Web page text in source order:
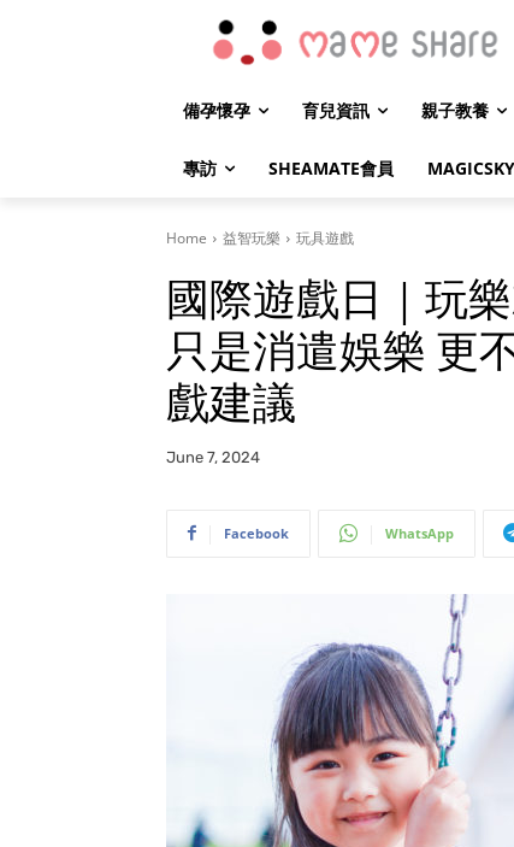
備孕懷孕 育兒資訊 親子教養
專訪 SHEAMATE會員
Home 益智玩樂 玩具遊戲
國際遊戲日｜玩
只是消遣娛樂 更
戲建議
June 7, 2024
Facebook WhatsApp